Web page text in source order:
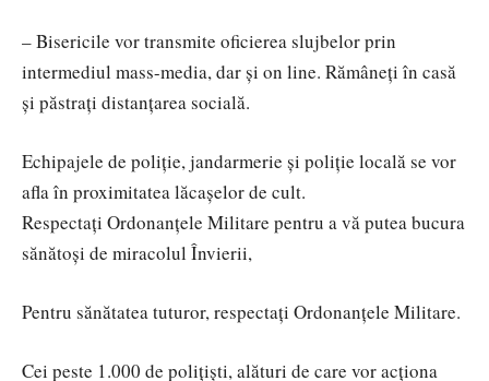
– Bisericile vor transmite oficierea slujbelor prin
intermediul mass-media, dar și on line. Rămâneți în casă
și păstrați distanțarea socială.
Echipajele de poliție, jandarmerie și poliție locală se vor
afla în proximitatea lăcașelor de cult.
Respectați Ordonanțele Militare pentru a vă putea bucura
sănătoși de miracolul Învierii,
Pentru sănătatea tuturor, respectați Ordonanțele Militare.
Cei peste 1.000 de polițiști, alături de care vor acționa